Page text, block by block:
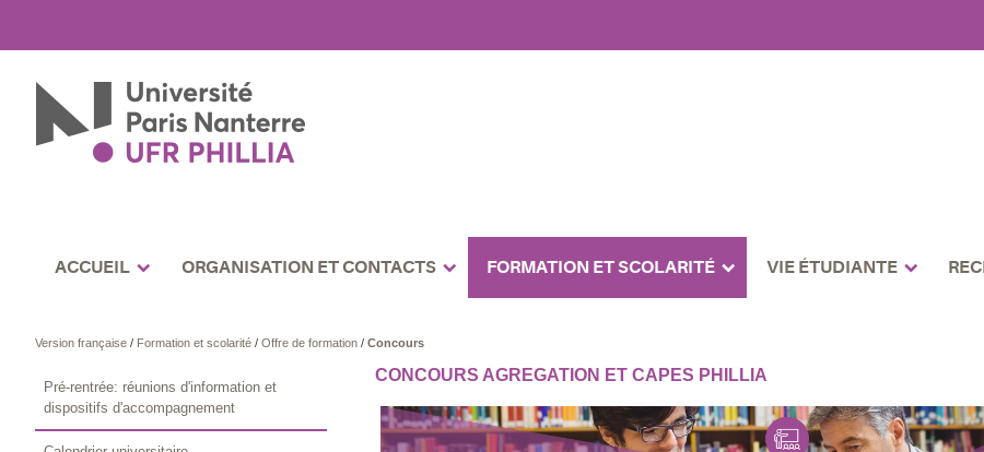
ACCUEIL ORGANISATION ET CONTACTS FORMATION ET SCOLARITÉ VIE ÉTUDIANTE
Version française/ Formation et scolarité/ Offre de formation/ Concours
CONCOURS AGREGATION ET CAPES PHILLIA
Pré-rentrée: réunions d'information et
dispositifs d'accompagnement